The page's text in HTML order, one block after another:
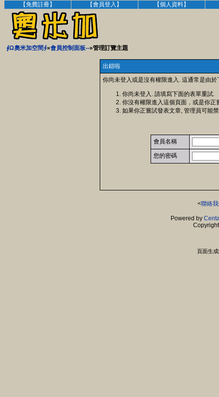
【免費註冊】 【會員登入】 【個人資料】
∮Ω奧米加空間∮»會員控制面板--»管理訂覽主題
出錯啦
你尚未登入或是沒有權限進入. 這通常是由於
你尚未登入. 請填寫下面的表單重試.
你沒有權限進入這個頁面，或是你
如果你正嘗試發表文章, 管理員可能
會員名稱
您的密碼
<聯絡
Powered by
頁面生